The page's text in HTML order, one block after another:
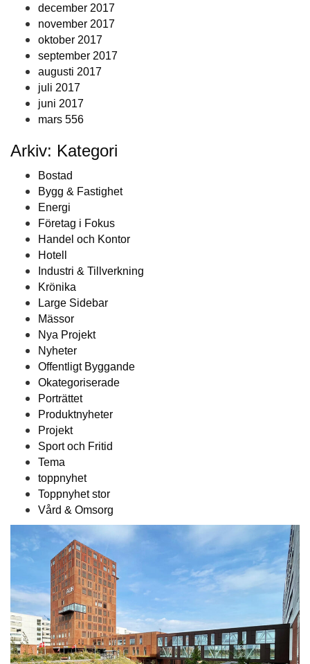
december 2017
november 2017
oktober 2017
september 2017
augusti 2017
juli 2017
juni 2017
mars 556
Arkiv: Kategori
Bostad
Bygg & Fastighet
Energi
Företag i Fokus
Handel och Kontor
Hotell
Industri & Tillverkning
Krönika
Large Sidebar
Mässor
Nya Projekt
Nyheter
Offentligt Byggande
Okategoriserade
Porträttet
Produktnyheter
Projekt
Sport och Fritid
Tema
toppnyhet
Toppnyhet stor
Vård & Omsorg